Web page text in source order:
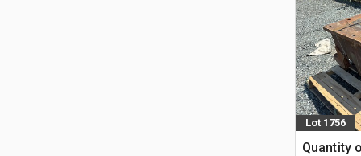
Lot 1756
Quantity